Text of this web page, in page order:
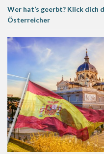
Wer hat’s geerbt? Klick dich
Österreicher